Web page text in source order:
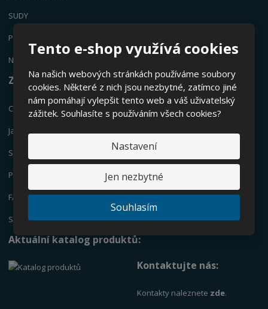
Tento e-shop využívá cookies
Na našich webových stránkách používáme soubory
cookies. Některé z nich jsou nezbytné, zatímco jiné
nám pomáhají vylepšit tento web a váš uživatelský
zážitek. Souhlasíte s používáním všech cookies?
Nastavení
Jen nezbytné
Souhlasím
SUDY
PLASTOVÉ KANYSTRY
NÁDRŽE
Zajímá vás:
Co jsou IBC kontejnery?
Jak vybrat vhodnou nádrž?
Servis a výrob
Pronájem - obaly bez vstupní investice
FAQ - často kladené dotazy
Specifikace materiálu
Aktuální katalog produktů:
Kontaktujte nás:
Kontakty naleznete zde.